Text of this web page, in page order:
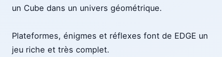
un Cube dans un univers géométrique.
Plateformes, énigmes et réflexes font de EDGE un
jeu riche et très complet.